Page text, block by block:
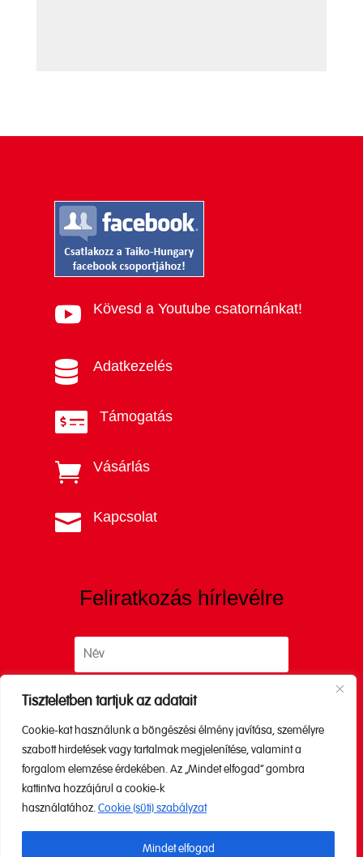
Tiszteletben tartjuk az adatait
Cookie-kat használunk a böngészési élmény javítása, személyre
szabott hirdetések vagy tartalmak megjelenítése, valamint a
forgalom elemzése érdekében. Az „Mindet elfogad” gombra
kattintva hozzájárul a cookie-k
használatához. Cookie (süti) szabályzat
Mindet elfogad
 Kövesd a Youtube csatornánkat!
 Adatkezelés
 Támogatás
 Vásárlás
 Kapcsolat
Feliratkozás hírlevélre
Küldés
A küldéssel elfogadod az
tájékoztatónkat.